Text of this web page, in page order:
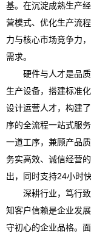
基。在沉淀成熟生产
营模式、优化生产流
力与核心市场竞争力
需求。
硬件与人才是品
生产设备，搭建标准
设计运营人才，构建
序的全流程一站式服
一道工序，兼顾产品
务实高效、诚信经营
出，同时支持24小时
深耕行业，笃行
知客户信赖是企业发
守初心的企业品格。